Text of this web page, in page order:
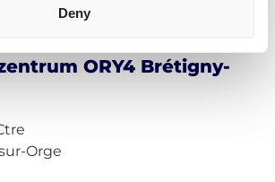
Deny
ORY4 Brétigny-
Orge